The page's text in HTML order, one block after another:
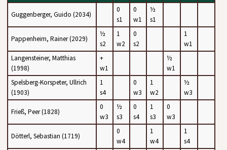
Guggenberger, Guido (2034)
0
s1
0
w1
½
s1
Pappenheim, Rainer (2029)
½
s2
1
w2
0
s2
1
w1
Langensteiner, Matthias
(1998)
+
w1
½
w1
Spelsberg-Korspeter, Ullrich
(1903)
1
s4
0
w3
1
w2
½
w3
Frieß, Peer (1828)
0
w3
½
s3
0
s4
1
s3
0
w3
Dötterl, Sebastian (1719)
0
w4
1
w4
1
s4